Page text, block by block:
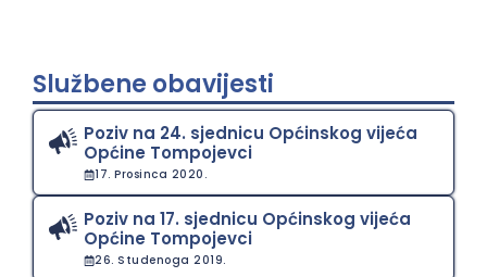
Službene obavijesti
Poziv na 24. sjednicu Općinskog vijeća
Općine Tompojevci
17. Prosinca 2020.
Poziv na 17. sjednicu Općinskog vijeća
Općine Tompojevci
26. Studenoga 2019.